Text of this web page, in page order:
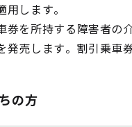
します。
券を所持する障害者
売します。割引乗車
の方